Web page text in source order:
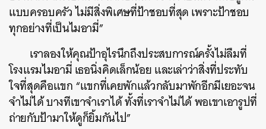
แบบครอบครัว ไม่มีสิ่งพิเศษที่ป้าชอบที่สุด เพราะป้าชอบ
ทุกอย่างที่เป็นไมอามี่”
เราลองให้คุณป้าอุไรนึกถึงประสบการณ์ครั้งไม่ลืมที่
โรงแรมไมอามี่ เธอนิ่งคิดเล็กน้อย และเล่าว่าสิ่งที่ประทับ
ใจที่สุดคือแขก “แขกที่เคยพักแล้วกลับมาพักอีกมีเยอะจน
จำไม่ได้ บางทีเขาจำเราได้ ทั้งที่เราจำไม่ได้ พอเขาเอารูปที่
ถ่ายกับป้ามาให้ดูก็ยิ้มกันไป”